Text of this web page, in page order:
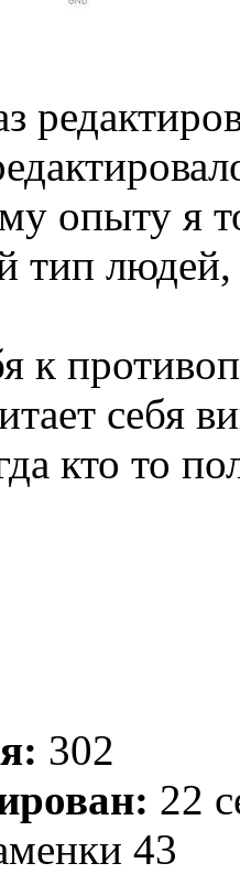
опыту я
тип людей,
к
себя
кто то
302
22
43